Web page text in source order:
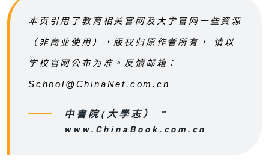
本页引用了教育相关官网及大学官网一些资源
（非商业使用），版权归原作者所有， 请以
学校官网公布为准。反馈邮箱：
School@ChinaNet.com.cn
中書院(大學志） ™
www.ChinaBook.com.cn